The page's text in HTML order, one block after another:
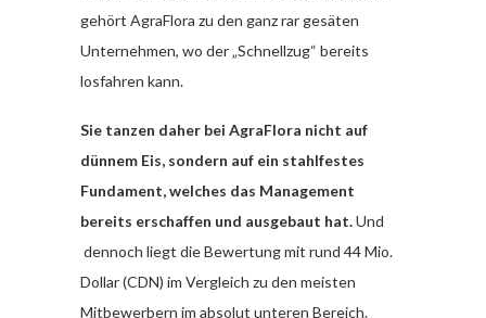
gehört AgraFlora zu den ganz rar gesäten
Unternehmen, wo der „Schnellzug“ bereits
losfahren kann.
Sie tanzen daher bei AgraFlora nicht auf
dünnem Eis, sondern auf ein stahlfestes
Fundament, welches das Management
bereits erschaffen und ausgebaut hat.Und
dennoch liegt die Bewertung mit rund 44 Mio.
Dollar (CDN) im Vergleich zu den meisten
Mitbewerbern im absolut unteren Bereich.